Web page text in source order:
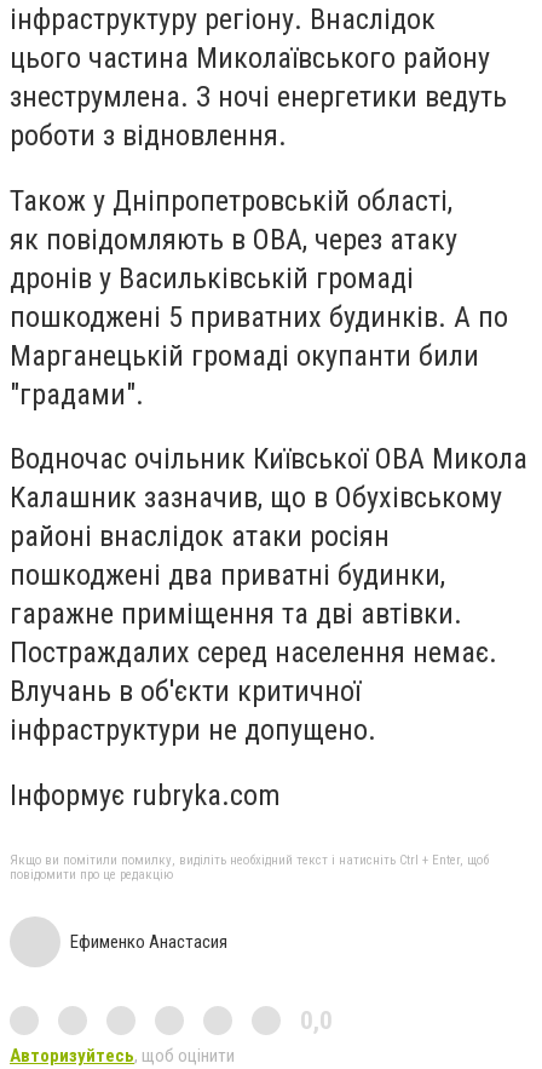
інфраструктуру регіону. Внаслідок
цього частина Миколаївського району
знеструмлена. З ночі енергетики ведуть
роботи з відновлення.
Також у Дніпропетровській області,
як повідомляють в ОВА, через атаку
дронів у Васильківській громаді
пошкоджені 5 приватних будинків. А по
Марганецькій громаді окупанти били
"градами".
Водночас очільник Київської ОВА Микола
Калашник зазначив, що в Обухівському
районі внаслідок атаки росіян
пошкоджені два приватні будинки,
гаражне приміщення та дві автівки.
Постраждалих серед населення немає.
Влучань в об'єкти критичної
інфраструктури не допущено.
Інформує rubryka.com
Якщо ви помітили помилку, виділіть необхідний текст і натисніть Ctrl + Enter, щоб
повідомити про це редакцію
Ефименко Анастасия
0,0
Авторизуйтесь, щоб оцінити